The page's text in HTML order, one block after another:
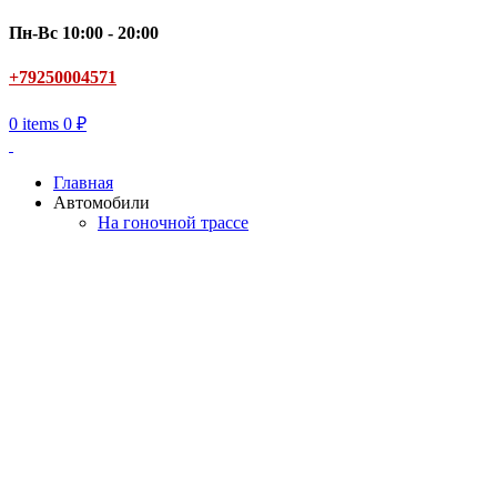
Пн-Вс 10:00 - 20:00
+79250004571
0 items 0 ₽
Главная
Автомобили
На гоночной трассе